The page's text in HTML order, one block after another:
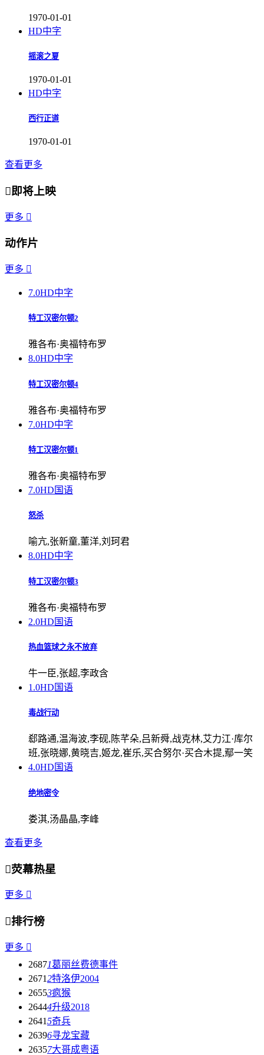
1970-01-01
HD中字
摇滚之夏
1970-01-01
HD中字
西行正道
1970-01-01
查看更多
即将上映
更多 
动作片
更多 
7.0HD中字
特工汉密尔顿2
雅各布·奥福特布罗
8.0HD中字
特工汉密尔顿4
雅各布·奥福特布罗
7.0HD中字
特工汉密尔顿1
雅各布·奥福特布罗
7.0HD国语
怒杀
喻亢,张新童,董洋,刘珂君
8.0HD中字
特工汉密尔顿3
雅各布·奥福特布罗
2.0HD国语
热血篮球之永不放弃
牛一臣,张超,李政含
1.0HD国语
毒战行动
郄路通,温海波,李砚,陈芊朵,吕新舜,战克林,艾力江·库尔
班,张晓娜,黄晓吉,姬龙,崔乐,买合努尔·买合木提,鄢一笑
4.0HD国语
绝地密令
娄淇,汤晶晶,李峰
查看更多
荧幕热星
更多 
排行榜
更多 
26871葛丽丝费德事件
26712特洛伊2004
26553疯猴
26444升级2018
26415奇兵
26396寻龙宝藏
26357大哥成粤语